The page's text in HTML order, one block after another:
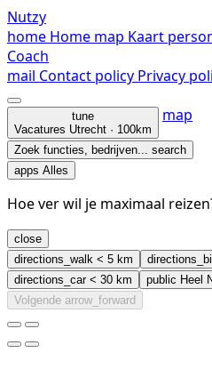
Nutzy
home Home map Kaart
Coach
mail Contact policy Privacy
tune
Vacatures Utrecht · 100km
map
Zoek functies, bedrijven... search
apps Alles
Hoe ver wil je maximaal
close
directions_walk < 5 km
directions_car< 30 km public Heel
Volgende arrow_forward